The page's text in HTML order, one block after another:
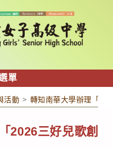
單
活動 > 轉知南華大學辦理「
2026三好兒歌創